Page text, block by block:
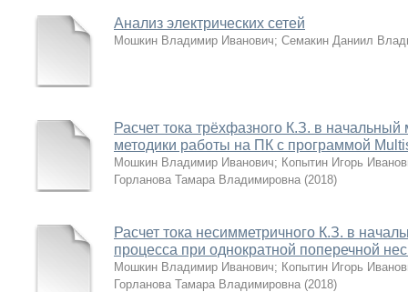
Анализ электрических сетей
Мошкин Владимир Иванович; Семакин Даниил
Расчет тока трёхфазного К.З. в
методики работы на ПК с программой
Мошкин Владимир Иванович; Копытин Игорь
Горланова Тамара Владимировна (2018)
Расчет тока несимметричного К.З. в
процесса при однократной поперечной
Мошкин Владимир Иванович; Копытин Игорь
Горланова Тамара Владимировна (2018)